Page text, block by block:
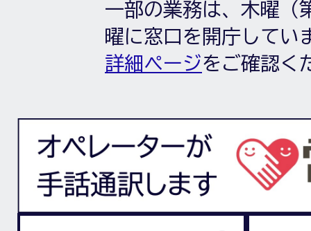
一部の業務は、木曜（
曜に窓口を開庁してい
詳細ページをご確認く